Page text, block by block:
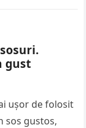
gust
ușor de folosit
sos gustos,